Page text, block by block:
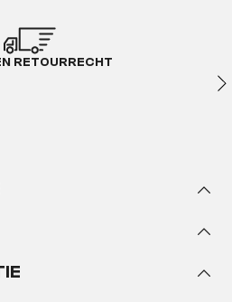
RETOURRECHT